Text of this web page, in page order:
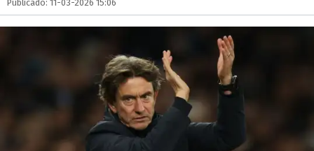
Publicado: 11-03-2026 15:06